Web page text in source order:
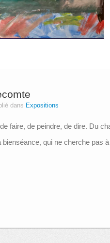
dans Expositions
faire, de peindre, de dire. Du
qui ne cherche pas